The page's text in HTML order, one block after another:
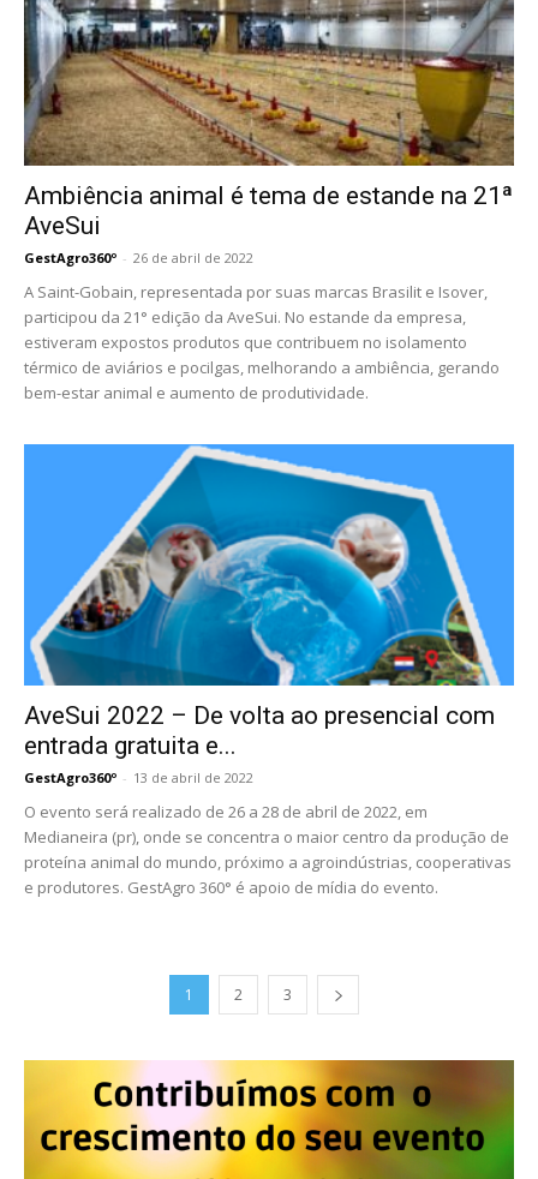
Ambiência animal é tema de estande na 21ª
AveSui
GestAgro360º - 26 de abril de 2022
A Saint-Gobain, representada por suas marcas Brasilit e Isover,
participou da 21° edição da AveSui. No estande da empresa,
estiveram expostos produtos que contribuem no isolamento
térmico de aviários e pocilgas, melhorando a ambiência, gerando
bem-estar animal e aumento de produtividade.
AveSui 2022 – De volta ao presencial com
entrada gratuita e...
GestAgro360º - 13 de abril de 2022
O evento será realizado de 26 a 28 de abril de 2022, em
Medianeira (pr), onde se concentra o maior centro da produção de
proteína animal do mundo, próximo a agroindústrias, cooperativas
e produtores. GestAgro 360° é apoio de mídia do evento.
1 2 3